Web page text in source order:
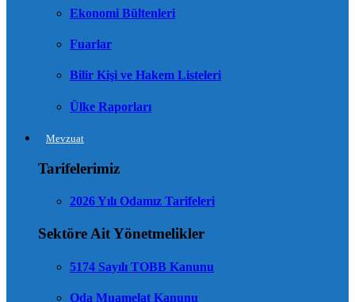
Ekonomi Bültenleri
Fuarlar
Bilir Kişi ve Hakem Listeleri
Ülke Raporları
Mevzuat
Tarifelerimiz
2026 Yılı Odamız Tarifeleri
Sektöre Ait Yönetmelikler
5174 Sayılı TOBB Kanunu
Oda Muamelat Kanunu